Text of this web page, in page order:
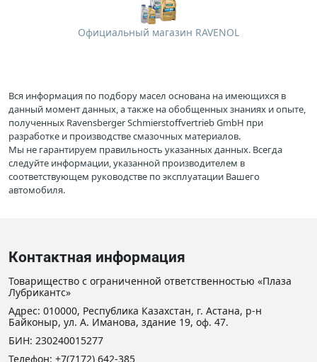
Официальный магазин RAVENOL
Вся информация по подбору масел основана на имеющихся в
данный момент данных, а также на обобщенных знаниях и опыте,
полученных Ravensberger Schmierstoffvertrieb GmbH при
разработке и производстве смазочных материалов.
Мы не гарантируем правильность указанных данных. Всегда
следуйте информации, указанной производителем в
соответствующем руководстве по эксплуатации Вашего
автомобиля.
Контактная информация
Товарищество с ограниченной ответственностью «Плаза
Лубрикантс»
Адрес: 010000, Республика Казахстан, г. Астана, р-н
Байконыр, ул. А. Иманова, здание 19, оф. 47.
БИН: 230240015277
Телефон: +7(7172) 642-385